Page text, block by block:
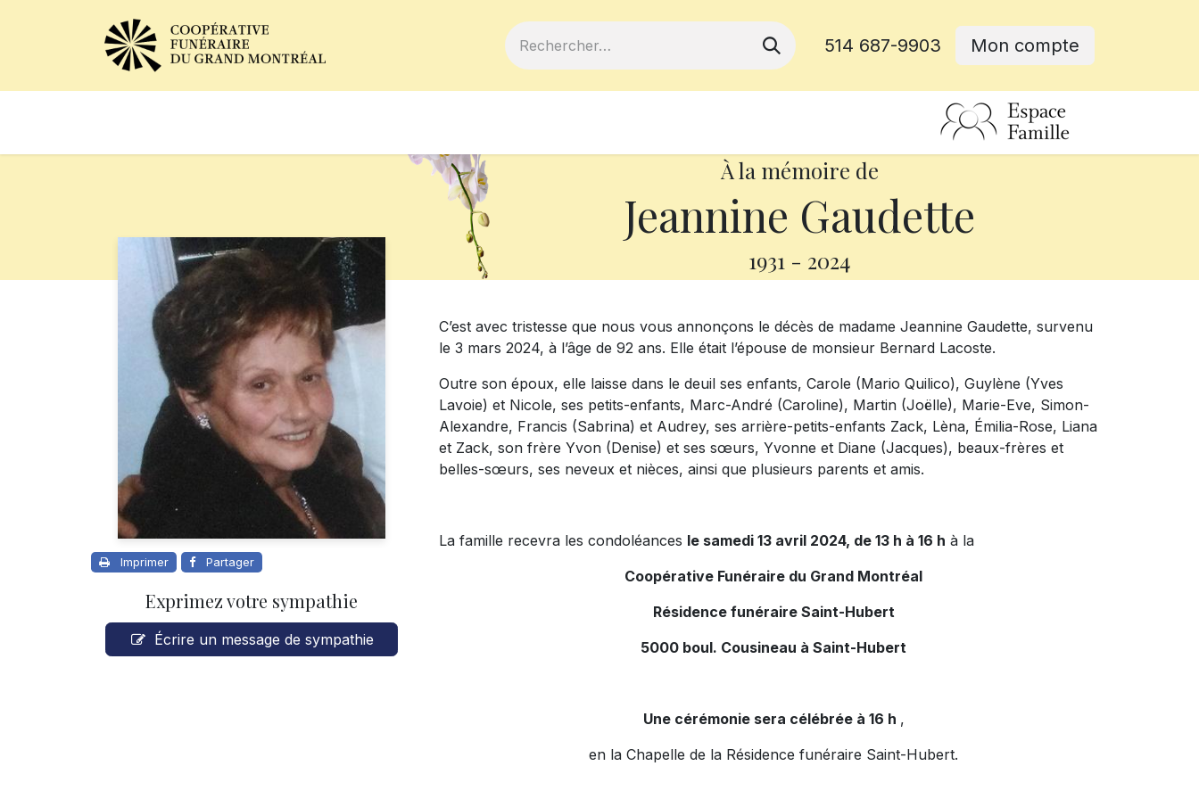
514 687-9903 Mon compte
À la mémoire de
Jeannine Gaudette
1931 - 2024
Imprimer Partager
Exprimez votre sympathie
Écrire un message de sympathie
C’est avec tristesse que nous vous annonçons le décès de madame Jeannine Gaudette, survenu
le 3 mars 2024, à l’âge de 92 ans. Elle était l’épouse de monsieur Bernard Lacoste.
Outre son époux, elle laisse dans le deuil ses enfants, Carole (Mario Quilico), Guylène (Yves
Lavoie) et Nicole, ses petits-enfants, Marc-André (Caroline), Martin (Joëlle), Marie-Eve, Simon-
Alexandre, Francis (Sabrina) et Audrey, ses arrière-petits-enfants Zack, Lèna, Émilia-Rose, Liana
et Zack, son frère Yvon (Denise) et ses sœurs, Yvonne et Diane (Jacques), beaux-frères et
belles-sœurs, ses neveux et nièces, ainsi que plusieurs parents et amis.
La famille recevra les condoléances le samedi 13 avril 2024, de 13 h à 16 h à la
Coopérative Funéraire du Grand Montréal
Résidence funéraire Saint-Hubert
5000 boul. Cousineau à Saint-Hubert
Une cérémonie sera célébrée à 16 h ,
en la Chapelle de la Résidence funéraire Saint-Hubert.